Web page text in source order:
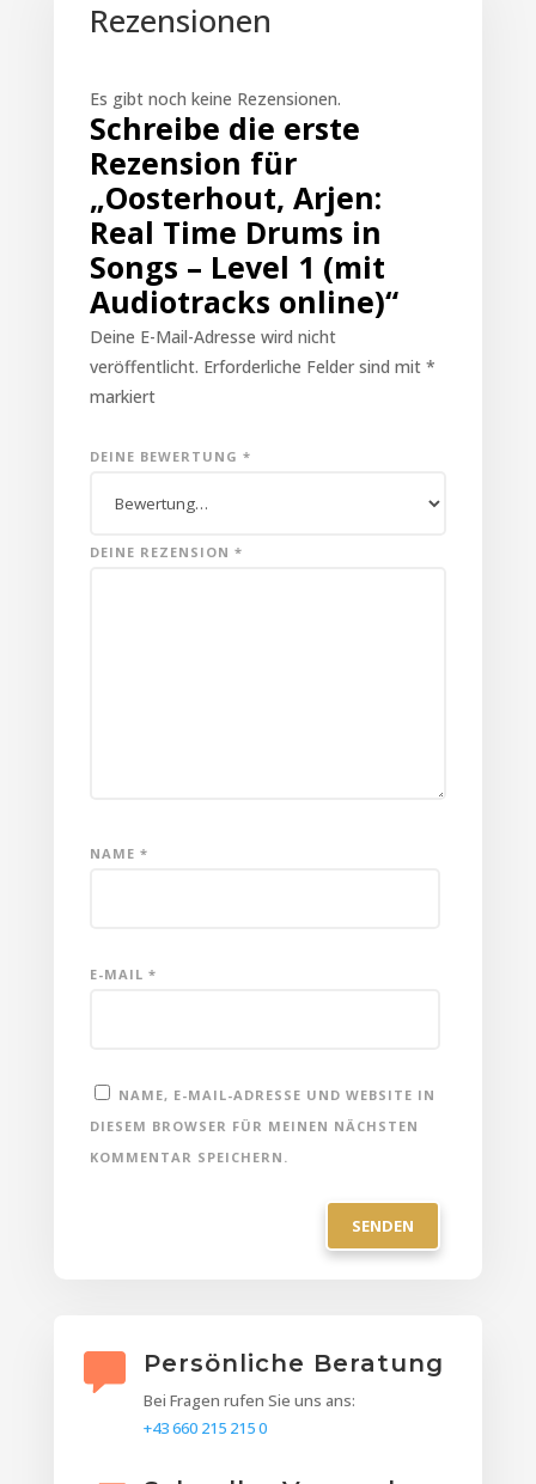
Rezensionen
Es gibt noch keine Rezensionen.
Schreibe die erste
Rezension für
„Oosterhout, Arjen:
Real Time Drums in
Songs – Level 1 (mit
Audiotracks online)“
Deine E-Mail-Adresse wird nicht
veröffentlicht. Erforderliche Felder sind mit *
markiert
DEINE BEWERTUNG *
DEINE REZENSION *
NAME *
E-MAIL *
NAME, E-MAIL-ADRESSE UND WEBSITE IN
DIESEM BROWSER FÜR MEINEN NÄCHSTEN
KOMMENTAR SPEICHERN.
Persönliche Beratung
Bei Fragen rufen Sie uns ans:
+43 660 215 215 0